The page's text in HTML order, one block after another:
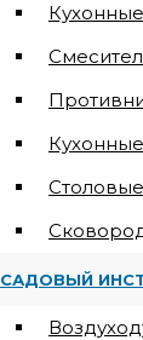
САДОВЫЙ